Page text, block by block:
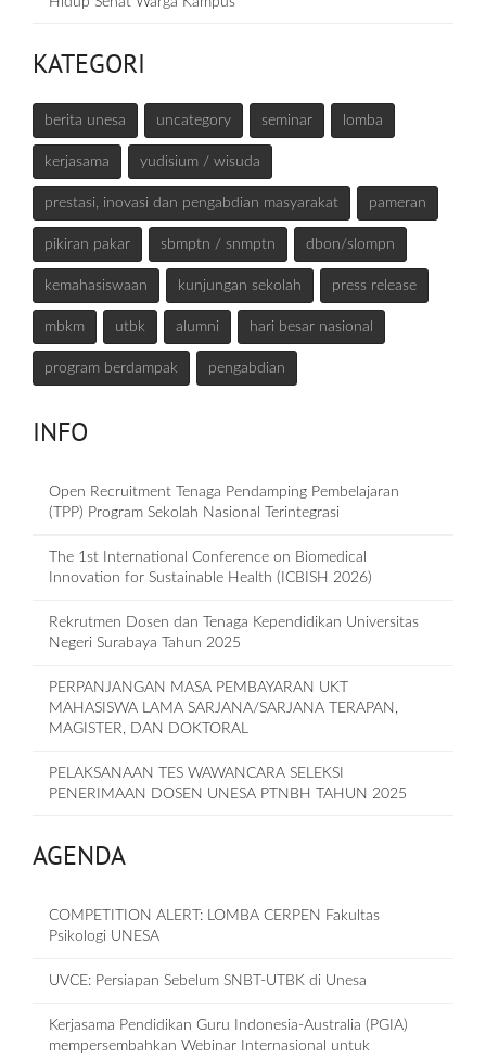
KATEGORI
berita unesa uncategory seminar lomba
kerjasama yudisium / wisuda
prestasi, inovasi dan pengabdian masyarakat pameran
pikiran pakar sbmptn / snmptn dbon/slompn
kemahasiswaan kunjungan sekolah press release
mbkm utbk alumni hari besar nasional
program berdampak pengabdian
INFO
Open Recruitment Tenaga Pendamping Pembelajaran
(TPP) Program Sekolah Nasional Terintegrasi
The 1st International Conference on Biomedical
Innovation for Sustainable Health (ICBISH 2026)
Rekrutmen Dosen dan Tenaga Kependidikan Universitas
Negeri Surabaya Tahun 2025
PERPANJANGAN MASA PEMBAYARAN UKT
MAHASISWA LAMA SARJANA/SARJANA TERAPAN,
MAGISTER, DAN DOKTORAL
PELAKSANAAN TES WAWANCARA SELEKSI
PENERIMAAN DOSEN UNESA PTNBH TAHUN 2025
AGENDA
COMPETITION ALERT: LOMBA CERPEN Fakultas
Psikologi UNESA
UVCE: Persiapan Sebelum SNBT-UTBK di Unesa
Kerjasama Pendidikan Guru Indonesia-Australia (PGIA)
mempersembahkan Webinar Internasional untuk